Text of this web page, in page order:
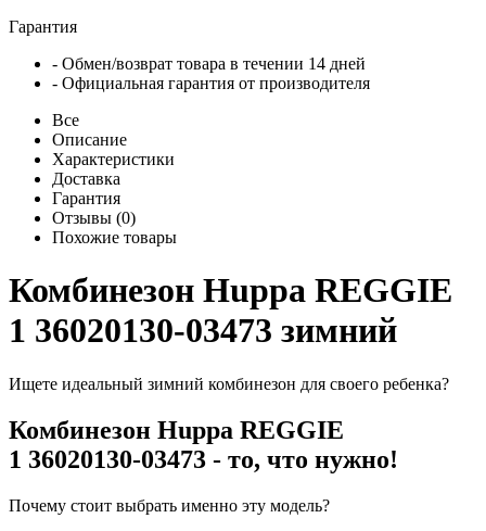
Гарантия
- Обмен/возврат товара в течении 14 дней
- Официальная гарантия от производителя
Все
Описание
Характеристики
Доставка
Гарантия
Отзывы (0)
Похожие товары
Комбинезон Huppa REGGIE
1 36020130-03473 зимний
Ищете идеальный зимний комбинезон для своего ребенка?
Комбинезон Huppa REGGIE
1 36020130-03473 - то, что нужно!
Почему стоит выбрать именно эту модель?